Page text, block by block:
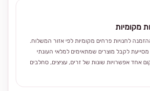
מקומיות
לחנויות פרחים מקומיות לפי אזור המשלוח.
לקבל מוצרים שמתאימים למלאי העונתי
אחד אפשרויות שונות של זרים, עציצים, סחלבים